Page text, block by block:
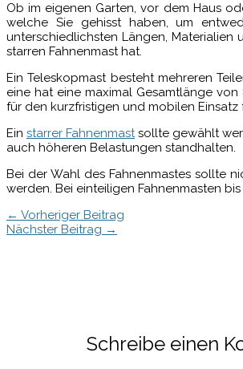
Ob im eigenen Garten, vor dem Haus
welche Sie gehisst haben, um
unterschiedlichsten Längen, Materialien
starren Fahnenmast hat.
Ein Teleskopmast besteht mehreren
eine hat eine maximal Gesamtlänge
für den kurzfristigen und mobilen
Ein starrer Fahnenmastsollte gewählt
auch höheren Belastungen standhalten.
Bei der Wahl des Fahnenmastes sollte
werden. Bei einteiligen Fahnenmasten
← Vorheriger Beitrag
Nächster Beitrag →
Schreibe einen